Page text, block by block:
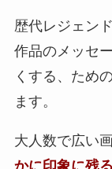
歴代レジェン
作品のメッセ
くする、ため
ます。
大人数で広い
かに印象に残